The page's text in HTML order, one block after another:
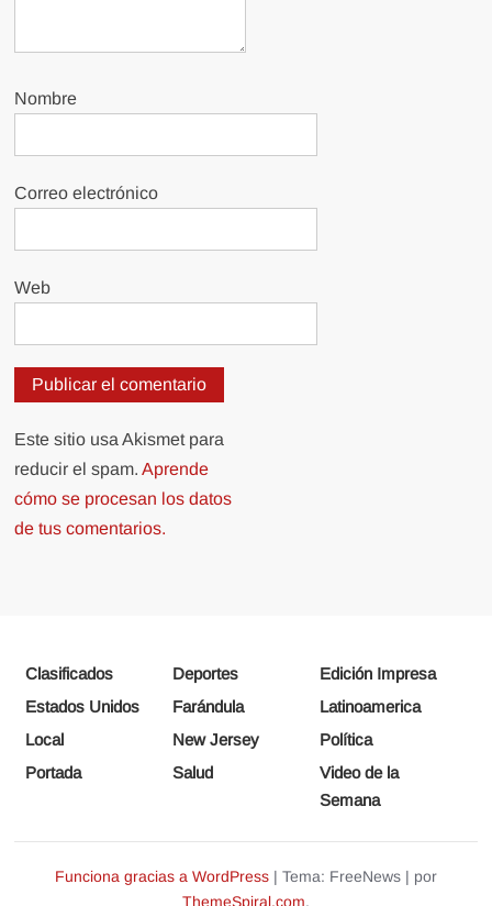
Nombre
Correo electrónico
Web
Este sitio usa Akismet para
reducir el spam.Aprende
cómo se procesan los datos
de tus comentarios.
Clasificados Deportes
Edición Impresa
Estados Unidos
Farándula
Latinoamerica
Local
New Jersey
Política
Portada
Salud
Video de la
Semana
Funciona gracias a WordPress | Tema: FreeNews | por
ThemeSpiral.com.